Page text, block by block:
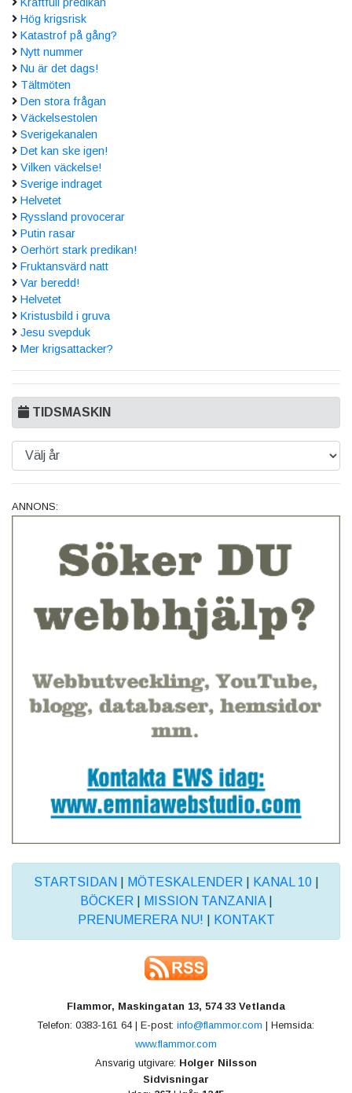
Kraftfull predikan
Hög krigsrisk
Katastrof på gång?
Nytt nummer
Nu är det dags!
Tältmöten
Den stora frågan
Väckelsestolen
Sverigekanalen
Det kan ske igen!
Vilken väckelse!
Sverige indraget
Helvetet
Ryssland provocerar
Putin rasar
Oerhört stark predikan!
Fruktansvärd natt
Var beredd!
Helvetet
Kristusbild i gruva
Jesu svepduk
Mer krigsattacker?
TIDSMASKIN
ANNONS:
STARTSIDAN MÖTESKALENDER| KANAL 10|
BÖCKER| MISSION TANZANIA|
PRENUMERERA NU!
KONTAKT
Flammor, Maskingatan 13, 574 33 Vetlanda
Telefon: 0383-161 64 | E-post: info@flammor.com | Hemsida:
www.flammor.com
Ansvarig utgivare: Holger Nilsson
Sidvisningar